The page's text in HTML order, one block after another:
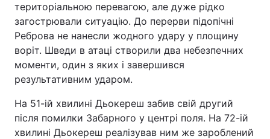
Техно і зв'язок Лайт
Зброя Інциденти
Здоров'я Туризм
Екологія Регіони
територіальною перевагою, але дуже рідко
загострювали ситуацію. До перерви підопічні
Реброва не нанесли жодного удару у площину
воріт. Шведи в атаці створили два небезпечних
моменти, один з яких і завершився
результативним ударом.
На 51-ій хвилині Дьокереш забив свій другий
після помилки Забарного у центрі поля. На 72-ій
хвилині Дьокереш реалізував ним же зароблений